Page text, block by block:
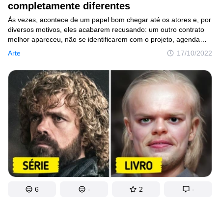
completamente diferentes
Arte 17/10/2022
Às vezes, acontece de um papel bom chegar até os atores e, por
diversos motivos, eles acabarem recusando: um outro contrato
melhor apareceu, não se identificarem com o projeto, agenda
cheia, etc. Por exemplo, Téa Leoni preferiu um personagem
principal em uma série do que interpretar Rachel em Friends.
No fim, a produção durou apenas três temporadas, já Friends —
10. Outras vezes, atores talentosos simplesmente não passam
no teste de elenco para um papel desejado, como já aconteceu
com o Ian Somerhalder. E isso ocorre com frequência. Claro,
só nos resta imaginar como seria, mas alguns personagens
poderiam ter uma cara bem diferente.
6 - 2 -